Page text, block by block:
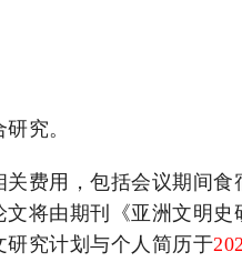
究。
费用，包括会议期间食
将由期刊《亚洲文明
究计划与个人简历于